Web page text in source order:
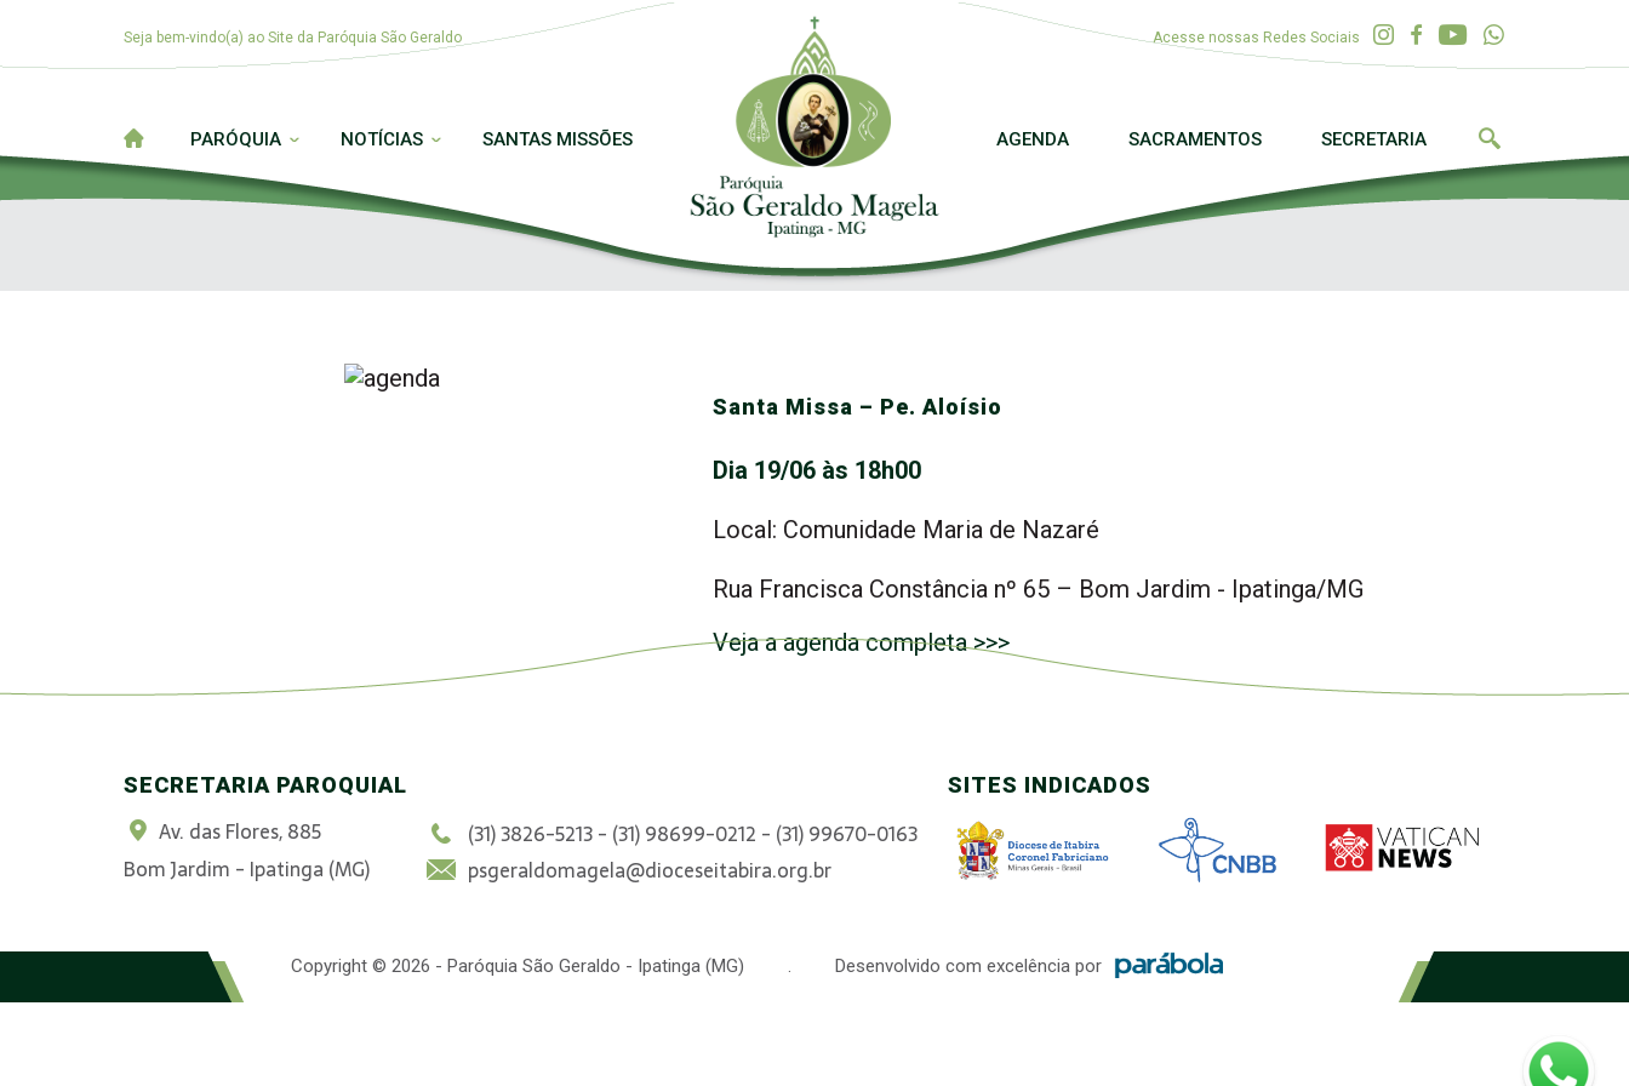
Seja bem-vindo(a) ao Site da Paróquia São Geraldo Acesse nossas Redes Sociais
PARÓQUIA NOTÍCIAS SANTAS MISSÕES AGENDA SACRAMENTOS SECRETARIA
Santa Missa – Pe. Aloísio
Dia 19/06 às 18h00
Local: Comunidade Maria de Nazaré
Rua Francisca Constância nº 65 – Bom Jardim - Ipatinga/MG
Veja a agenda completa >>>
SECRETARIA PAROQUIAL
Av. das Flores, 885
Bom Jardim - Ipatinga (MG)
(31) 3826-5213 - (31) 98699-0212 - (31) 99670-0163
psgeraldomagela@dioceseitabira.org.br
SITES INDICADOS
Copyright © 2026 - Paróquia São Geraldo - Ipatinga (MG) . Desenvolvido com excelência por